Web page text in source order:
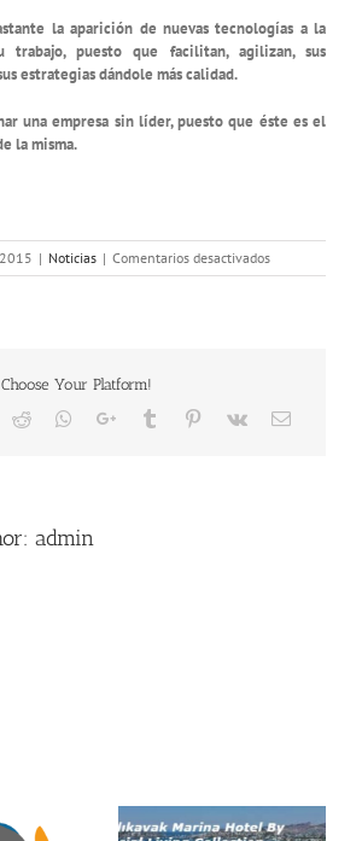
la aparición de nuevas tecnologías a la
trabajo, puesto que facilitan, agilizan, sus
estrategias dándole más calidad.
una empresa sin líder, puesto que éste es el
la misma.
| Noticias | Comentarios desactivadosen
EL
necesita
…
Your Platform!
Reddit Whatsapp
Google+Tumblr Pinterest
Vk Email
admin